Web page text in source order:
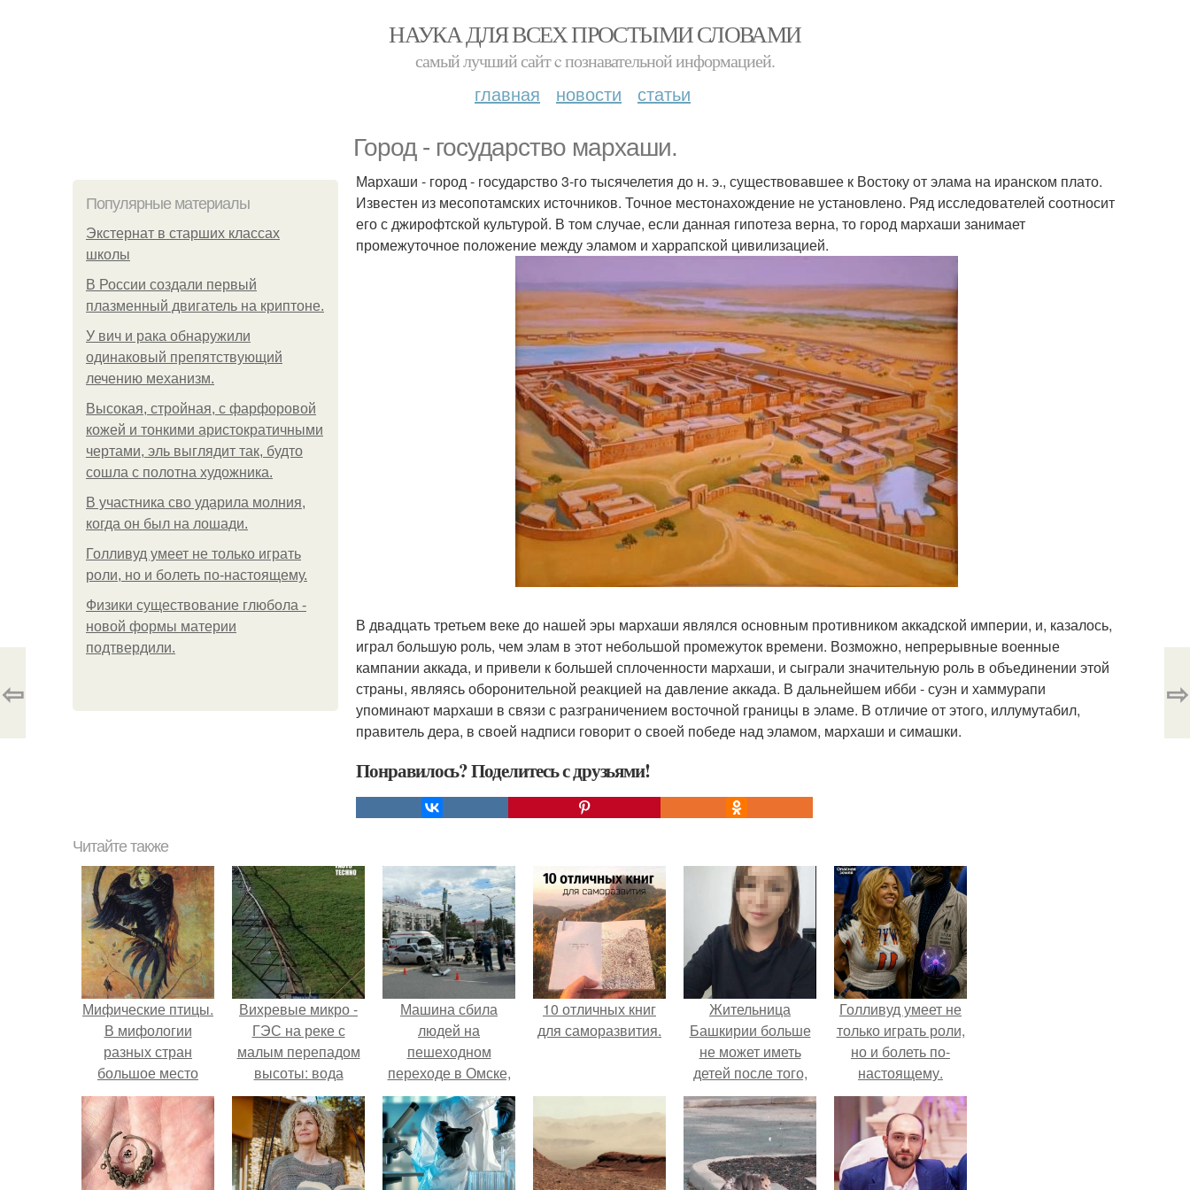
НАУКА ДЛЯ ВСЕХ ПРОСТЫМИ СЛОВАМИ
самый лучший сайт c познавательной информацией.
главная новости статьи
Город - государство мархаши.
Популярные материалы
Экстернат в старших классах
школы
В России создали первый
плазменный двигатель на криптоне.
У вич и рака обнаружили
одинаковый препятствующий
лечению механизм.
Высокая, стройная, с фарфоровой
кожей и тонкими аристократичными
чертами, эль выглядит так, будто
сошла с полотна художника.
В участника сво ударила молния,
когда он был на лошади.
Голливуд умеет не только играть
роли, но и болеть по-настоящему.
Физики существование глюбола -
новой формы материи
подтвердили.
Мархаши - город - государство 3-го тысячелетия до н. э., существовавшее к Востоку от элама на иранском плато.
Известен из месопотамских источников. Точное местонахождение не установлено. Ряд исследователей соотносит
его с джирофтской культурой. В том случае, если данная гипотеза верна, то город мархаши занимает
промежуточное положение между эламом и харрапской цивилизацией.
В двадцать третьем веке до нашей эры мархаши являлся основным противником аккадской империи, и, казалось,
играл большую роль, чем элам в этот небольшой промежуток времени. Возможно, непрерывные военные
кампании аккада, и привели к большей сплоченности мархаши, и сыграли значительную роль в объединении этой
страны, являясь оборонительной реакцией на давление аккада. В дальнейшем ибби - суэн и хаммурапи
упоминают мархаши в связи с разграничением восточной границы в эламе. В отличие от этого, иллумутабил,
правитель дера, в своей надписи говорит о своей победе над эламом, мархаши и симашки.
Понравилось? Поделитесь с друзьями!
⇦ ⇨
Читайте также
Мифические птицы.
В мифологии
разных стран
большое место
занимают образы
птиц.
Вихревые микро -
ГЭС на реке с
малым перепадом
высоты: вода
закручивается в
бетонной камере и
вращает
вертикальную
турбину.
Машина сбила
людей на
пешеходном
переходе в Омске,
пострадали 8
человек.
10 отличных книг
для саморазвития.
Жительница
Башкирии больше
не может иметь
детей после того,
как медики сделали
ей аборт на шестом
месяце
беременности и
оставили в матке
Голливуд умеет не
только играть роли,
но и болеть по-
настоящему.